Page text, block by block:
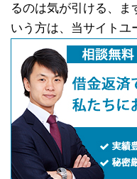
るのは気が引ける、ま
いう方は、当サイトユ